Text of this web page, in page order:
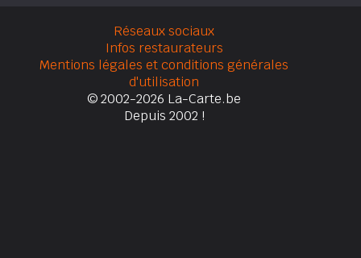
Réseaux sociaux
Infos restaurateurs
Mentions légales et conditions générales
d'utilisation
© 2002-2026 La-Carte.be
Depuis 2002 !